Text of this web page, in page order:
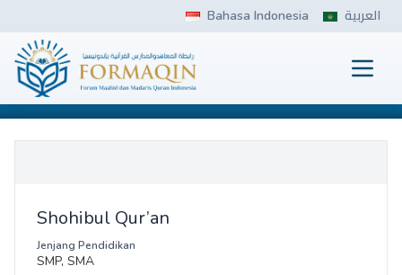
content
Bahasa Indonesia العربية
FORMAQIN
Shohibul Qur’an
Jenjang Pendidikan
SMP, SMA